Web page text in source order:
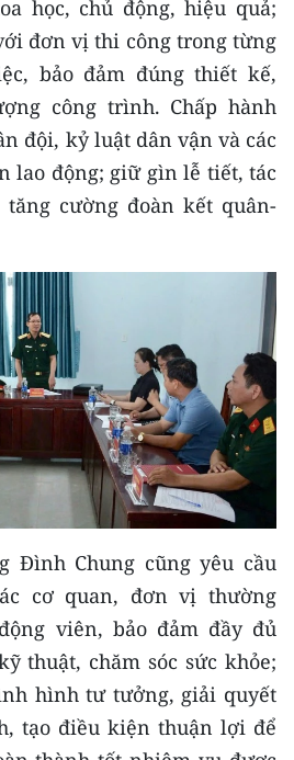
học, chủ động, hiệu quả;
đơn vị thi công trong từng
bảo đảm đúng thiết kế,
công trình. Chấp hành
đội, kỷ luật dân vận và các
lao động; giữ gìn lễ tiết, tác
cường đoàn kết quân-
Đình Chung cũng yêu cầu
cơ quan, đơn vị thường
viên, bảo đảm đầy đủ
thuật, chăm sóc sức khỏe;
hình tư tưởng, giải quyết
tạo điều kiện thuận lợi để